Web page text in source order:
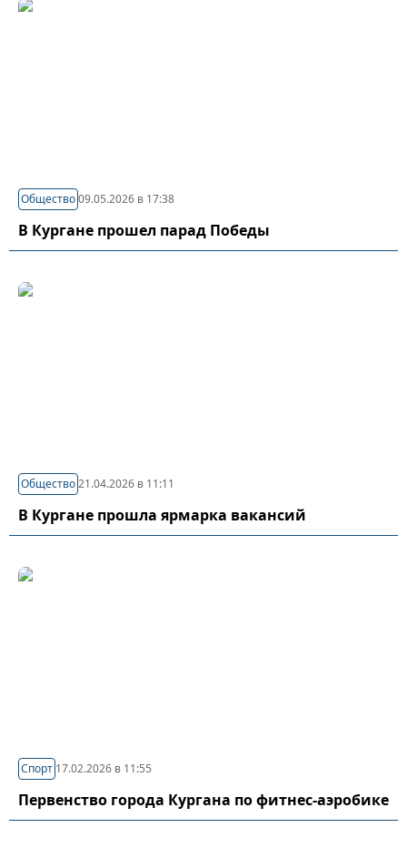
Общество09.05.2026 в 17:38
В Кургане прошел парад Победы
Общество21.04.2026 в 11:11
В Кургане прошла ярмарка вакансий
Спорт 17.02.2026 в 11:55
Первенство города Кургана по фитнес-аэробике